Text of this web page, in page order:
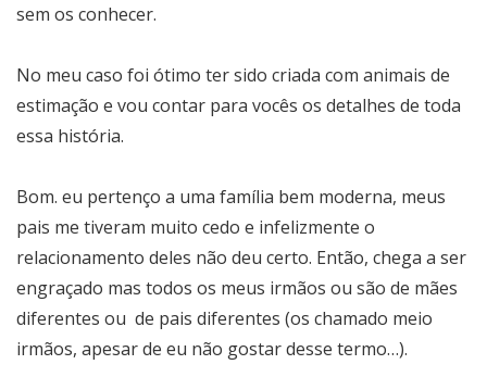
sem os conhecer.
No meu caso foi ótimo ter sido criada com animais de
estimação e vou contar para vocês os detalhes de toda
essa história.
Bom. eu pertenço a uma família bem moderna, meus
pais me tiveram muito cedo e infelizmente o
relacionamento deles não deu certo. Então, chega a ser
engraçado mas todos os meus irmãos ou são de mães
diferentes ou de pais diferentes (os chamado meio
irmãos, apesar de eu não gostar desse termo…).